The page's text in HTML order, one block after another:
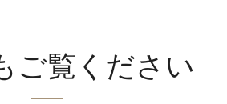
ご覧ください